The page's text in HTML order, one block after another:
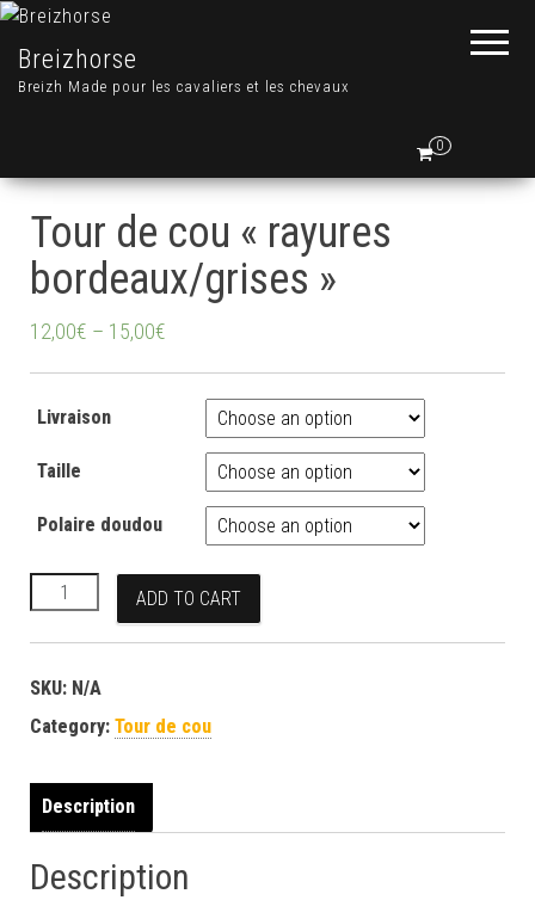
Breizhorse
Breizh Made pour les cavaliers et les chevaux
0
Tour de cou « rayures
bordeaux/grises »
12,00€ – 15,00€
Livraison
Taille
Polaire doudou
Tour de cou "rayures bordeaux/grises" quantity
ADD TO CART
SKU: N/A
Category: Tour de cou
Description
Description